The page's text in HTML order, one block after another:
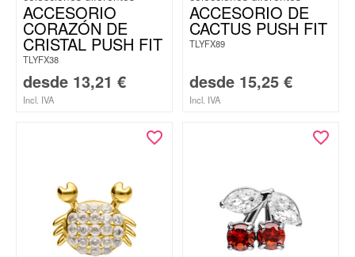
ACCESORIO
CORAZÓN DE
CRISTAL PUSH FIT
TLYFX38
desde 13,21 €
Incl. IVA
ACCESORIO DE
CACTUS PUSH FIT
TLYFX89
desde 15,25 €
Incl. IVA